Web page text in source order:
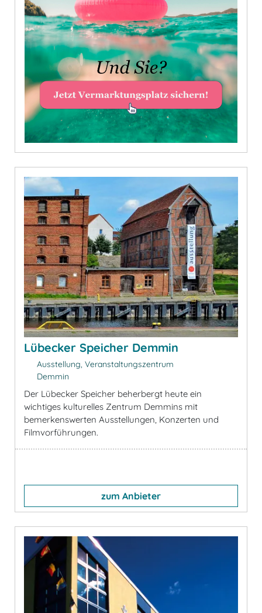
Lübecker Speicher Demmin
Ausstellung, Veranstaltungszentrum
Demmin
Der Lübecker Speicher beherbergt heute ein
wichtiges kulturelles Zentrum Demmins mit
bemerkenswerten Ausstellungen, Konzerten und
Filmvorführungen.
zum Anbieter